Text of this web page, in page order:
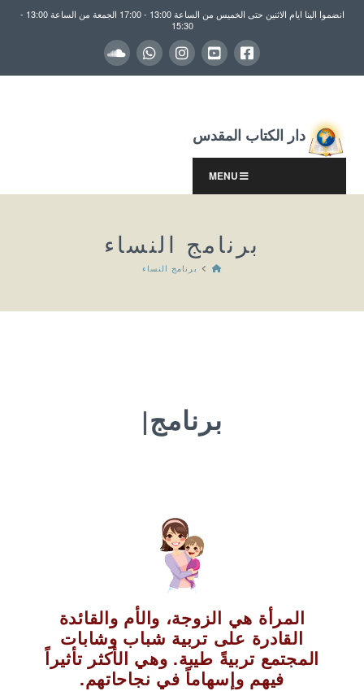
انضموا الينا ايام الاثنين حتى الخميس من الساعة 13:00 - 17:00 الجمعة من الساعة 13:00 -
15:30
دار الكتاب المقدس
MENU
برنامج النساء
HOMEبرنامج النساء
برنامج|
المرأة هي الزوجة، والأم والقائدة
القادرة على تربية شباب وشابات
المجتمع تربيةً طيبة. وهي الأكثر تأثيراً
فيهم وإسهاماً في نجاحاتهم.